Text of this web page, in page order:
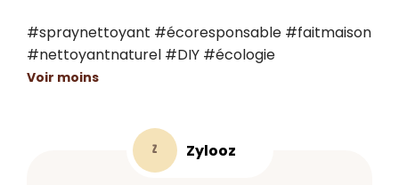
#spraynettoyant #écoresponsable #faitmaison
#nettoyantnaturel #DIY #écologie
Voir moins
Z Zylooz